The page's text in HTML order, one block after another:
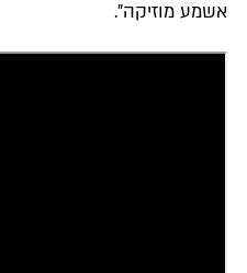
אשמע מוזיקה".